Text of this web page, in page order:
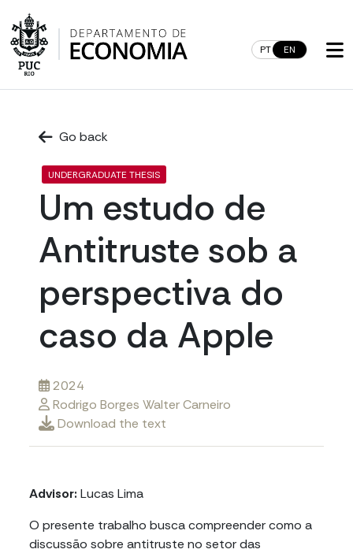
to
content
PT EN
Go back
UNDERGRADUATE THESIS
Um estudo de
Antitruste sob a
perspectiva do
caso da Apple
2024
Rodrigo Borges Walter Carneiro
Download the text
Advisor:Lucas Lima
O presente trabalho busca compreender como a
discussão sobre antitruste no setor das